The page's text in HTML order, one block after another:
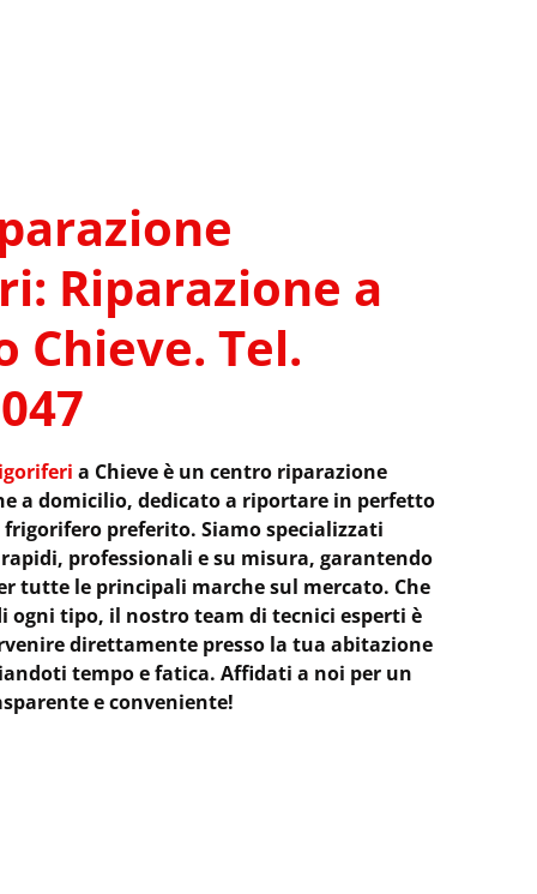
Riparazione a
Chieve. Tel.
a Chieve è un centro riparazione
a domicilio, dedicato a riportare in perfetto
preferito. Siamo specializzati
professionali e su misura, garantendo
tutte le principali marche sul mercato. Che
tipo, il nostro team di tecnici esperti è
direttamente presso la tua abitazione
tempo e fatica. Affidati a noi per un
e conveniente!